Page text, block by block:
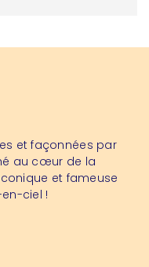
et façonnées par
au cœur de la
et fameuse
ciel !